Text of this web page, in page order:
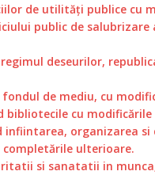
de utilități publice cu
public de
regimul deseurilor,
fondul de mediu, cu
bibliotecile cu
infiintarea, organizarea
ulterioare.
si sanatatii in